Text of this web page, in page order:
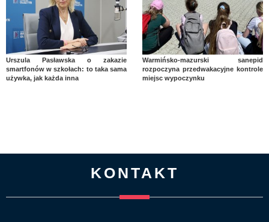
Urszula Pasławska o zakazie
smartfonów w szkołach: to taka sama
używka, jak każda inna
Warmińsko-mazurski sanepid
rozpoczyna przedwakacyjne kontrole
miejsc wypoczynku
KONTAKT